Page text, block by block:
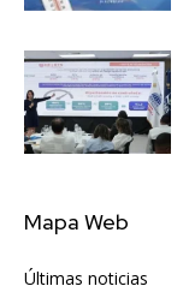
Mapa Web
Últimas noticias